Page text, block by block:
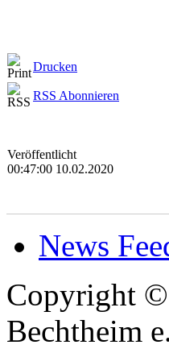
Drucken
RSS Abonnieren
Veröffentlicht
00:47:00 10.02.2020
News
Copyright ©
Bechtheim